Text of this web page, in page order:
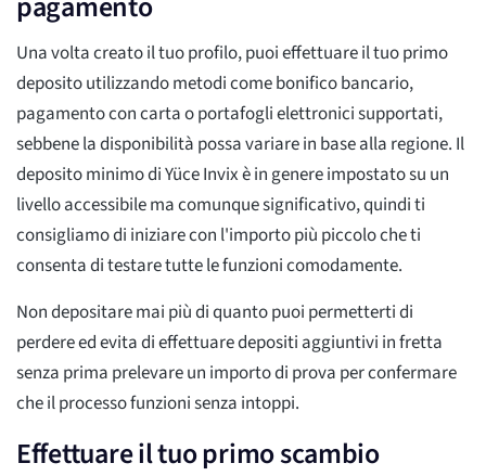
Una volta creato il tuo profilo, puoi effettuare il tuo primo
deposito utilizzando metodi come bonifico bancario,
pagamento con carta o portafogli elettronici supportati,
sebbene la disponibilità possa variare in base alla regione. Il
deposito minimo di Yüce Invix è in genere impostato su un
livello accessibile ma comunque significativo, quindi ti
consigliamo di iniziare con l'importo più piccolo che ti
consenta di testare tutte le funzioni comodamente.
Non depositare mai più di quanto puoi permetterti di
perdere ed evita di effettuare depositi aggiuntivi in fretta
senza prima prelevare un importo di prova per confermare
che il processo funzioni senza intoppi.
Effettuare il tuo primo scambio